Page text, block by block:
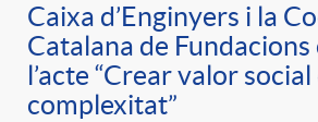
Caixa d’Enginyers i la
Catalana de
l’acte “Crear valor social
complexitat”